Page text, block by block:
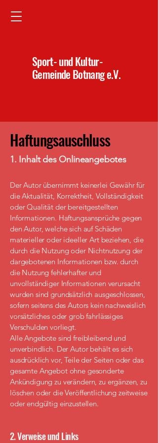
Sport- und Kultur-
Gemeinde Botnang e.V.
Haftungsauschluss
1. Inhalt des Onlineangebotes
Der Autor übernimmt keinerlei Gewähr für
die Aktualität, Korrektheit, Vollständigkeit
oder Qualität der bereitgestellten
Informationen. Haftungsansprüche gegen
den Autor, welche sich auf Schäden
materieller oder ideeller Art beziehen, die
durch die Nutzung oder Nichtnutzung der
dargebotenen Informationen bzw. durch
die Nutzung fehlerhafter und
unvollständiger Informationen verursacht
wurden sind grundsätzlich ausgeschlossen,
sofern seitens des Autors kein nachweislich
vorsätzliches oder grob fahrlässiges
Verschulden vorliegt.
Alle Angebote sind freibleibend und
unverbindlich. Der Autor behält es sich
ausdrücklich vor, Teile der Seiten oder das
gesamte Angebot ohne gesonderte
Ankündigung zu verändern, zu ergänzen, zu
löschen oder die Veröffentlichung zeitweise
oder endgültig einzustellen.
2. Verweise und Links